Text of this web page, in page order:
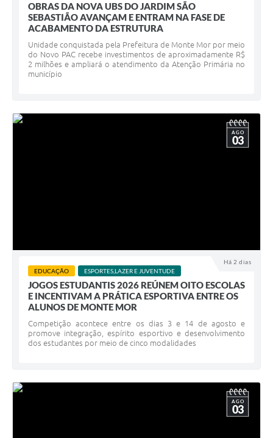
OBRAS DA NOVA UBS DO JARDIM SÃO
SEBASTIÃO AVANÇAM E ENTRAM NA FASE DE
ACABAMENTO DA ESTRUTURA
Unidade conquistada pela Prefeitura de Monte Mor por meio
do Novo PAC recebe investimentos de aproximadamente R$
2 milhões e ampliará o atendimento da Atenção Primária no
município
Há 2 dias
AGO
03
EDUCAÇÃO ESPORTES,LAZER E JUVENTUDE
JOGOS ESTUDANTIS 2026 REÚNEM OITO ESCOLAS
E INCENTIVAM A PRÁTICA ESPORTIVA ENTRE OS
ALUNOS DE MONTE MOR
Competição acontece entre os dias 3 e 14 de agosto e
promove integração, espírito esportivo e desenvolvimento
dos estudantes por meio de cinco modalidades
AGO
03